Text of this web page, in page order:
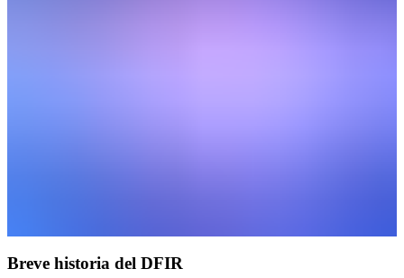
Breve historia del DFIR